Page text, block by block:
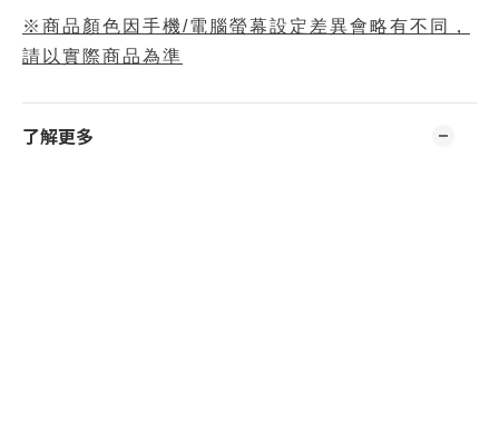
※商品顏色因手機/電腦螢幕設定差異會略有不同，
請以實際商品為準
了解更多